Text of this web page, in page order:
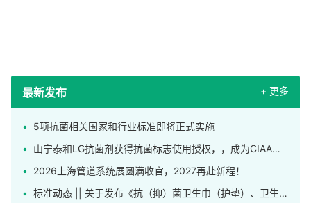
最新发布 + 更多
5项抗菌相关国家和行业标准即将正式实施
山宁泰和LG抗菌剂获得抗菌标志使用授权，，成为CIAA合格抗菌材料供应商
2026上海管道系统展圆满收官，2027再赴新程！
标准动态 || 关于发布《抗（抑）菌卫生巾（护垫）、卫生裤》团体标准的公告